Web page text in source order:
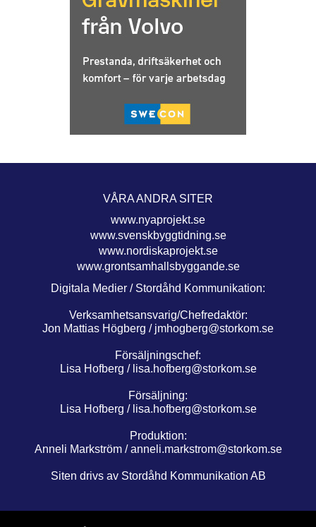
VÅRA ANDRA SITER
www.nyaprojekt.se
www.svenskbyggtidning.se
www.nordiskaprojekt.se
www.grontsamhallsbyggande.se
Digitala Medier / Stordåhd Kommunikation:
Verksamhetsansvarig/Chefredaktör:
Jon Mattias Högberg / jmhogberg@storkom.se
Försäljningschef:
Lisa Hofberg / lisa.hofberg@storkom.se
Försäljning:
Lisa Hofberg / lisa.hofberg@storkom.se
Produktion:
Anneli Markström /anneli.markstrom@storkom.se
Siten drivs av Stordåhd Kommunikation AB